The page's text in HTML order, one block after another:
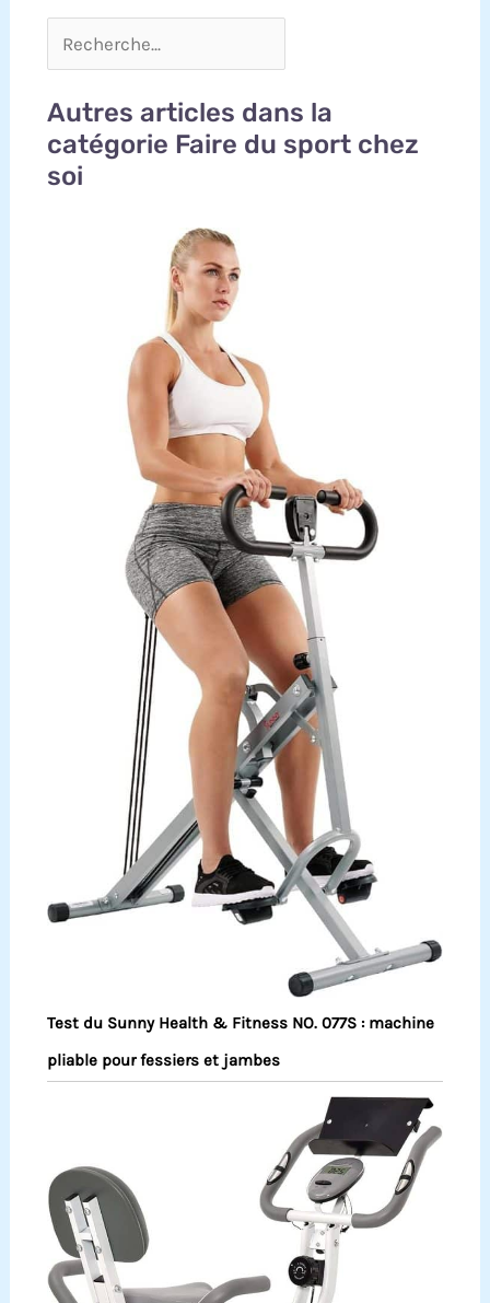
Autres articles dans la
catégorie Faire du sport chez
soi
Test du Sunny Health & Fitness NO. 077S : machine
pliable pour fessiers et jambes